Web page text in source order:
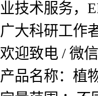
业技术服务，
广大科研工作
欢迎致电 / 微
产品名称：植